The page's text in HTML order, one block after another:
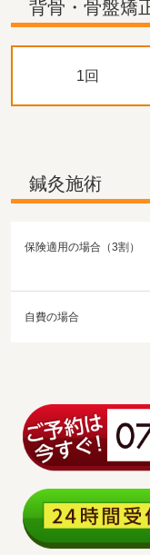
背骨・骨盤矯
1回
鍼灸施術
保険適用の場合（3割）
自費の場合